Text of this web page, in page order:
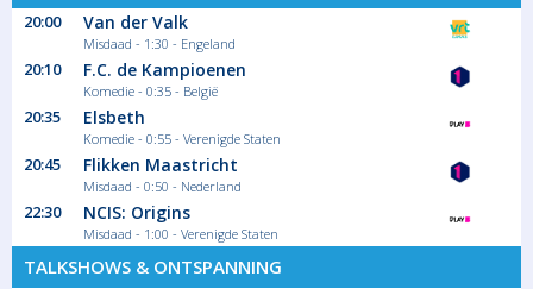
20:00 Van der Valk
Misdaad - 1:30 - Engeland
20:10 F.C. de Kampioenen
Komedie - 0:35 - België
20:35 Elsbeth
Komedie - 0:55 - Verenigde Staten
20:45 Flikken Maastricht
Misdaad - 0:50 - Nederland
22:30 NCIS: Origins
Misdaad - 1:00 - Verenigde Staten
TALKSHOWS & ONTSPANNING